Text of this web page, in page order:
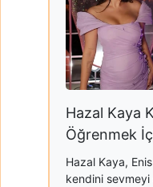
Hazal Kaya
Öğrenmek
Hazal Kaya,
kendini sevmeyi